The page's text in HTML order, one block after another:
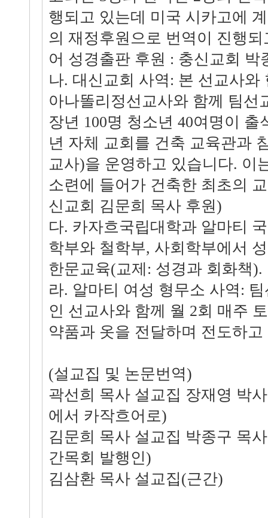
행되고 있는데 미국 시카고에
의 재정후원으로 번역이 진행
어 성경출판 후원 : 충신교회 박
나. 대신교회 사역: 본 선교사와
아나똘리정선교사와 함께 팀선
장년 100명 청소년 40여명이 출
년 자체 교회를 건축 교육관과
교사)을 운영하고 있습니다. 이
소련에 들어가 건축한 최초의
신교회 김문희 목사 후원)
다. 카자흐국립대학과 알마티
학부와 철학부, 사회학부에서
한문교육(교제: 성경과 회화책).
라. 알마티 여성 형무소 사역:
인 선교사와 함께 월 2회 매주
약품과 옷을 전달하며 전도하고
(설교집 및 논문번역)
곽선희 목사 설교집 장재영 박
에서 카작흐어로)
김문희 목사 설교집 박종구 목
간목회 발행인)
김삼환 목사 설교집(근간)